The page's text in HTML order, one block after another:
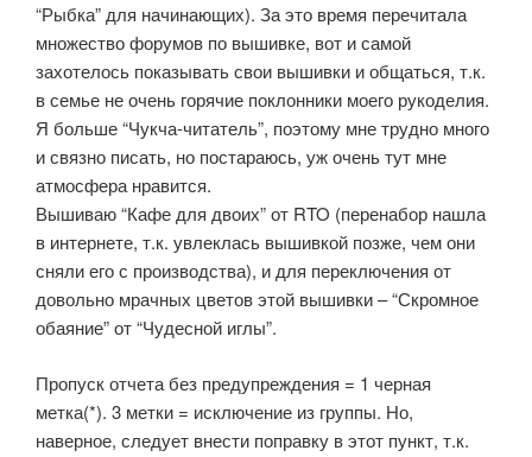
“Рыбка” для начинающих). За это время перечитала
множество форумов по вышивке, вот и самой
захотелось показывать свои вышивки и общаться, т.к.
в семье не очень горячие поклонники моего рукоделия.
Я больше “Чукча-читатель”, поэтому мне трудно много
и связно писать, но постараюсь, уж очень тут мне
атмосфера нравится.
Вышиваю “Кафе для двоих” от RTO (перенабор нашла
в интернете, т.к. увлеклась вышивкой позже, чем они
сняли его с производства), и для переключения от
довольно мрачных цветов этой вышивки – “Скромное
обаяние” от “Чудесной иглы”.
Пропуск отчета без предупреждения = 1 черная
метка(*). 3 метки = исключение из группы. Но,
наверное, следует внести поправку в этот пункт, т.к.